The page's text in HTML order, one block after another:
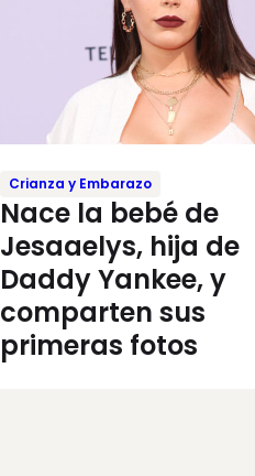
Crianza y Embarazo
Nace la bebé de
Jesaaelys, hija de
Daddy Yankee, y
comparten sus
primeras fotos